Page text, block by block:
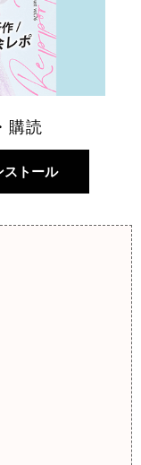
購読
ストール